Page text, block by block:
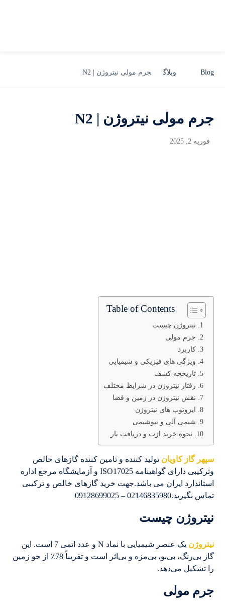
Blog وبلاگ جرم مولی نیتروژن | N2
جرم مولی نیتروژن | N2
فوریه 2, 2025
Table of Contents
نیتروژن چیست
جرم مولی
کاربرد
ویژگی های فیزیکی و شیمیایی
تاریخچه کشف
رفتار نیتروژن در شرایط مختلف
نقش نیتروژن در زمین و فضا
ایزوتوپ های نیتروژن
شیمی آلی و بیوشیمی
نحوه خرید ازت و دریافت بار
سپهر گاز کاویان تولید کننده و تامین کننده گازهای خالص
وترکیبی دارای گواهینامه ISO17025 و آزمایشگاه مرجع اداره
استاندارد ایران می باشد.جهت خرید گازهای خالص و ترکیبی
تماس بگیرید.02146835980 – 09128699025
نیتروژن چیست
نیتروژن
یک عنصر شیمیایی با نماد N و عدد اتمی 7 است. این
گاز بی‌رنگ، بی‌بو، بی‌مزه و بی‌اثر است و تقریباً 78٪ از جو زمین
را تشکیل می‌دهد.
جرم مولی